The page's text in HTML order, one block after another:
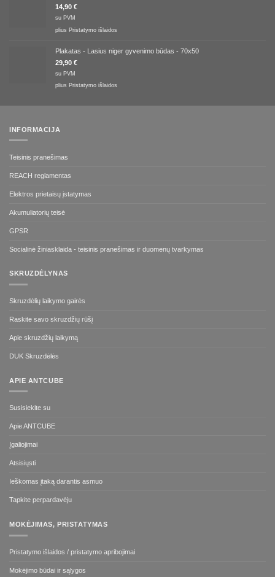
14,90 €
su PVM
plius Pristatymo išlaidos
Plakatas - Lasius niger gyvenimo būdas - 70x50
29,90 €
su PVM
plius Pristatymo išlaidos
INFORMACIJA
Teisinis pranešimas
REACH reglamentas
Elektros prietaisų įstatymas
Akumuliatorių teisė
GPSR
Socialinė žiniasklaida - teisinis pranešimas ir duomenų tvarkymas
SKRUZDĖLYNAS
Skruzdėlių laikymo gairės
Raskite savo skruzdžių rūšį
Apie skruzdžių laikymą
DUK Skruzdėlės
APIE ANTCUBE
Susisiekite su
Apie ANTCUBE
Įgaliojimai
Atsisiųsti
Ieškomas įtaką darantis asmuo
Tapkite perpardavėju
MOKĖJIMAS, PRISTATYMAS
Pristatymo išlaidos / pristatymo apribojimai
Mokėjimo būdai ir sąlygos